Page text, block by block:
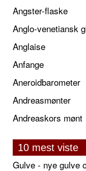
Angster-flaske
Anglo-venetiansk
Anglaise
Anfange
Aneroidbarometer
Andreasmønter
Andreaskors mønt
10 mest viste
Gulve - nye gulve